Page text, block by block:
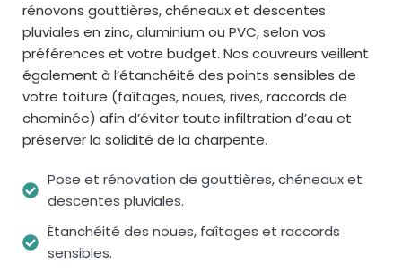
rénovons gouttières, chéneaux et descentes
pluviales en zinc, aluminium ou PVC, selon vos
préférences et votre budget. Nos couvreurs veillent
également à l’étanchéité des points sensibles de
votre toiture (faîtages, noues, rives, raccords de
cheminée) afin d’éviter toute infiltration d’eau et
préserver la solidité de la charpente.
Pose et rénovation de gouttières, chéneaux et
descentes pluviales.
Étanchéité des noues, faîtages et raccords
sensibles.